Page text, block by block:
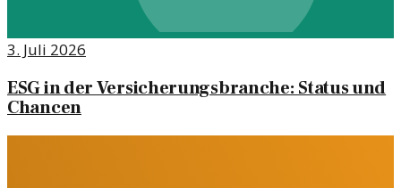
3. Juli 2026
ESG in der Versicherungsbranche: Status und
Chancen